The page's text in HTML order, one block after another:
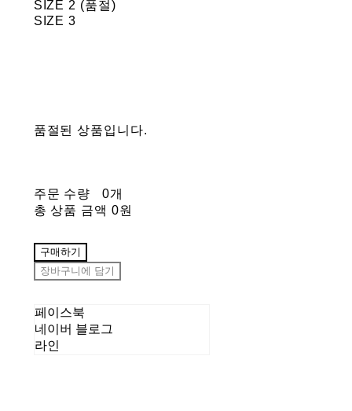
SIZE 2 (품절)
SIZE 3
품절된 상품입니다.
주문 수량
0개
총 상품 금액 0원
구매하기
장바구니에 담기
페이스북
네이버 블로그
라인